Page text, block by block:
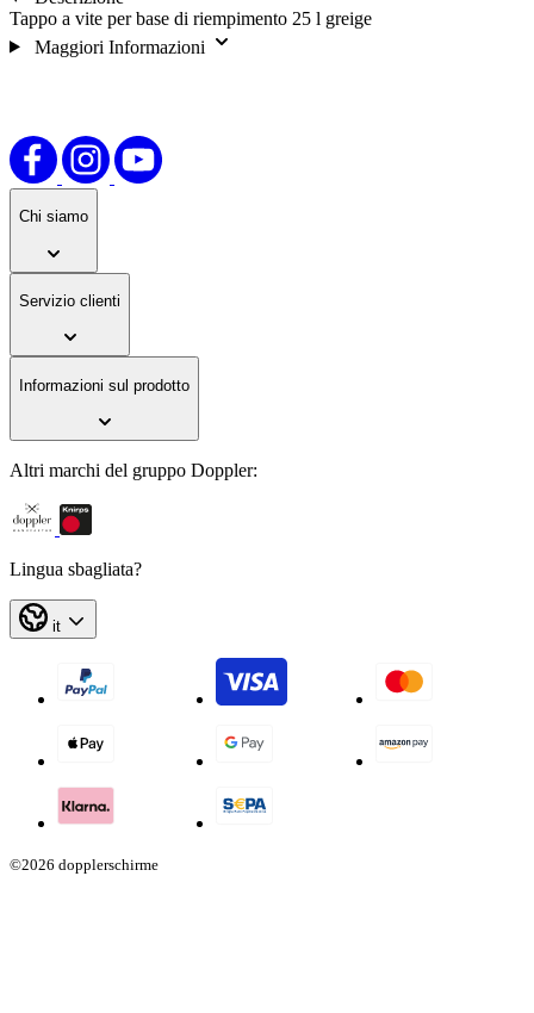
Tappo a vite per base di riempimento 25 l greige
Maggiori Informazioni
Chi siamo
Servizio clienti
Informazioni sul prodotto
Altri marchi del gruppo Doppler:
Lingua sbagliata?
it
©2026 dopplerschirme